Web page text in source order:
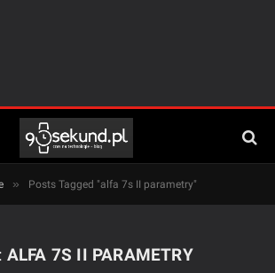
» Posts Tagged "alfa 7s II parametry"
ALFA 7S II PARAMETRY